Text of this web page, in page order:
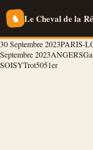
♞ Le Cheval de la
30 Septembre 2023PARIS-
Septembre 2023ANGERS
SOISYTrot5051er